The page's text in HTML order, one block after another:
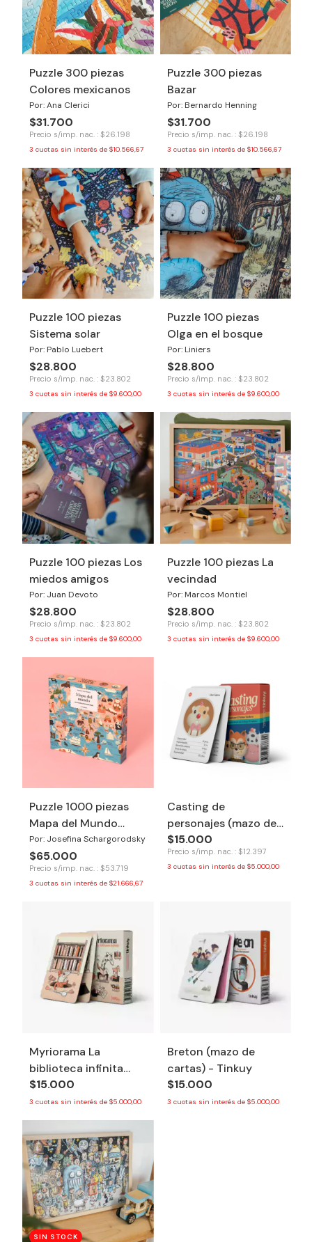
Puzzle 300 piezas
Colores mexicanos
Por: Ana Clerici
$31.700
Precio s/imp. nac. : $26.198
3 cuotas sin interés de $10.566,67
Puzzle 300 piezas
Bazar
Por: Bernardo Henning
$31.700
Precio s/imp. nac. : $26.198
3 cuotas sin interés de $10.566,67
Puzzle 100 piezas
Sistema solar
Por: Pablo Luebert
$28.800
Precio s/imp. nac. : $23.802
3 cuotas sin interés de $9.600,00
Puzzle 100 piezas
Olga en el bosque
Por: Liniers
$28.800
Precio s/imp. nac. : $23.802
3 cuotas sin interés de $9.600,00
Puzzle 100 piezas Los
miedos amigos
Por: Juan Devoto
$28.800
Precio s/imp. nac. : $23.802
3 cuotas sin interés de $9.600,00
Puzzle 100 piezas La
vecindad
Por: Marcos Montiel
$28.800
Precio s/imp. nac. : $23.802
3 cuotas sin interés de $9.600,00
Puzzle 1000 piezas
Mapa del Mundo
ilustrado
Por: Josefina Schargorodsky
$65.000
Precio s/imp. nac. : $53.719
3 cuotas sin interés de $21.666,67
Casting de
personajes (mazo de
cartas) - Tinkuy
$15.000
Precio s/imp. nac. : $12.397
3 cuotas sin interés de $5.000,00
Myriorama La
biblioteca infinita
(mazo de cartas) -
Tinkuy
$15.000
3 cuotas sin interés de $5.000,00
Breton (mazo de
cartas) - Tinkuy
$15.000
3 cuotas sin interés de $5.000,00
SIN STOCK